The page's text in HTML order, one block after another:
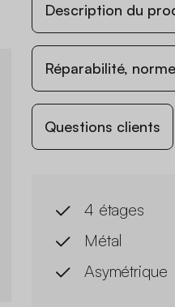
Description du
Réparabilité,
Questions clients
4 étages
Métal
Asymétrique